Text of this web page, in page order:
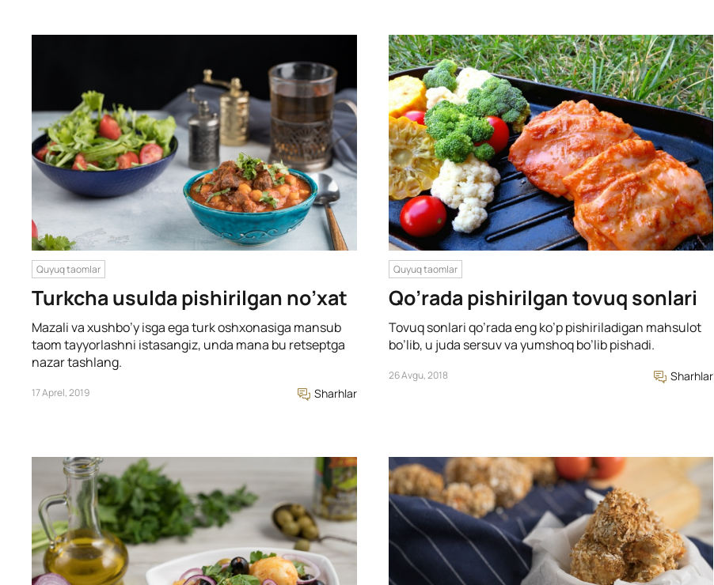
Quyuq taomlar
Turkcha usulda pishirilgan no’xat
Mazali va xushbo’y isga ega turk oshxonasiga mansub
taom tayyorlashni istasangiz, unda mana bu retseptga
nazar tashlang.
17 Aprel, 2019 Sharhlar
Quyuq taomlar
Qo’rada pishirilgan tovuq sonlari
Tovuq sonlari qo’rada eng ko’p pishiriladigan mahsulot
bo’lib, u juda sersuv va yumshoq bo’lib pishadi.
26 Avgu, 2018 Sharhlar